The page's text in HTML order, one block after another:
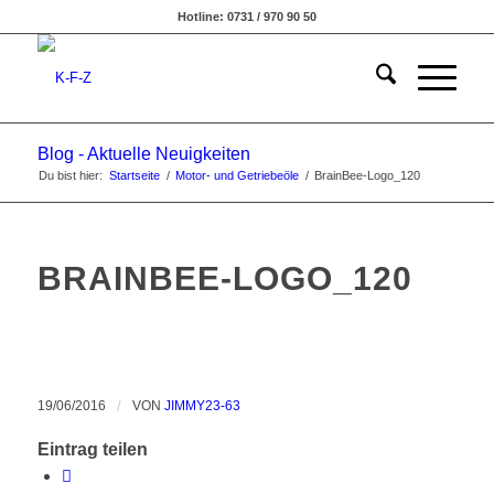
Hotline: 0731 / 970 90 50
Blog - Aktuelle Neuigkeiten
Du bist hier: Startseite / Motor- und Getriebeöle / BrainBee-Logo_120
BRAINBEE-LOGO_120
19/06/2016 / VON JIMMY23-63
Eintrag teilen